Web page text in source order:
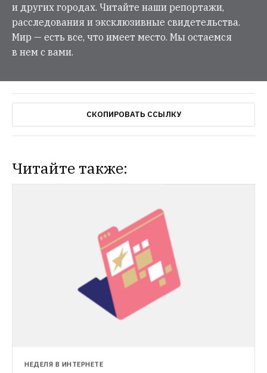
и других городах. Читайте наши репортажи,
расследования и эксклюзивные свидетельства.
Мир — есть все, что имеет место. Мы остаемся
в нем с вами.
СКОПИРОВАТЬ ССЫЛКУ
Читайте также:
В Библиотеке иностранной литературы
пройдет встреча с «Ночными волками»
Выступление пройдет в рамках
Фестиваля славянских культур
НЕДЕЛЯ В ИНТЕРНЕТЕ